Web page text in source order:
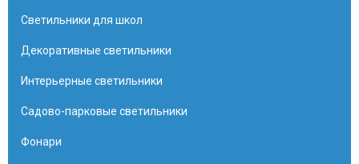
Светильники для школ
Декоративные светильники
Интерьерные светильники
Садово-парковые светильники
Фонари